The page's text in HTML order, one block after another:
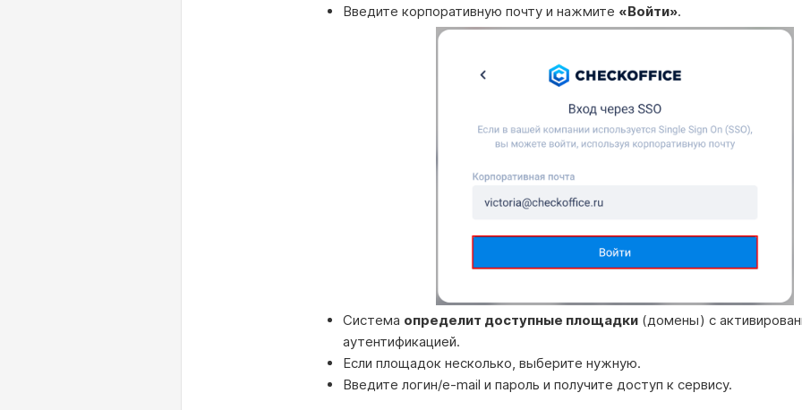
Введите корпоративную почту и нажмите «Войти».
Система определит доступные площадки (домены) с
аутентификацией.
Если площадок несколько, выберите нужную.
Введите логин/e-mail и пароль и получите доступ к сервису.